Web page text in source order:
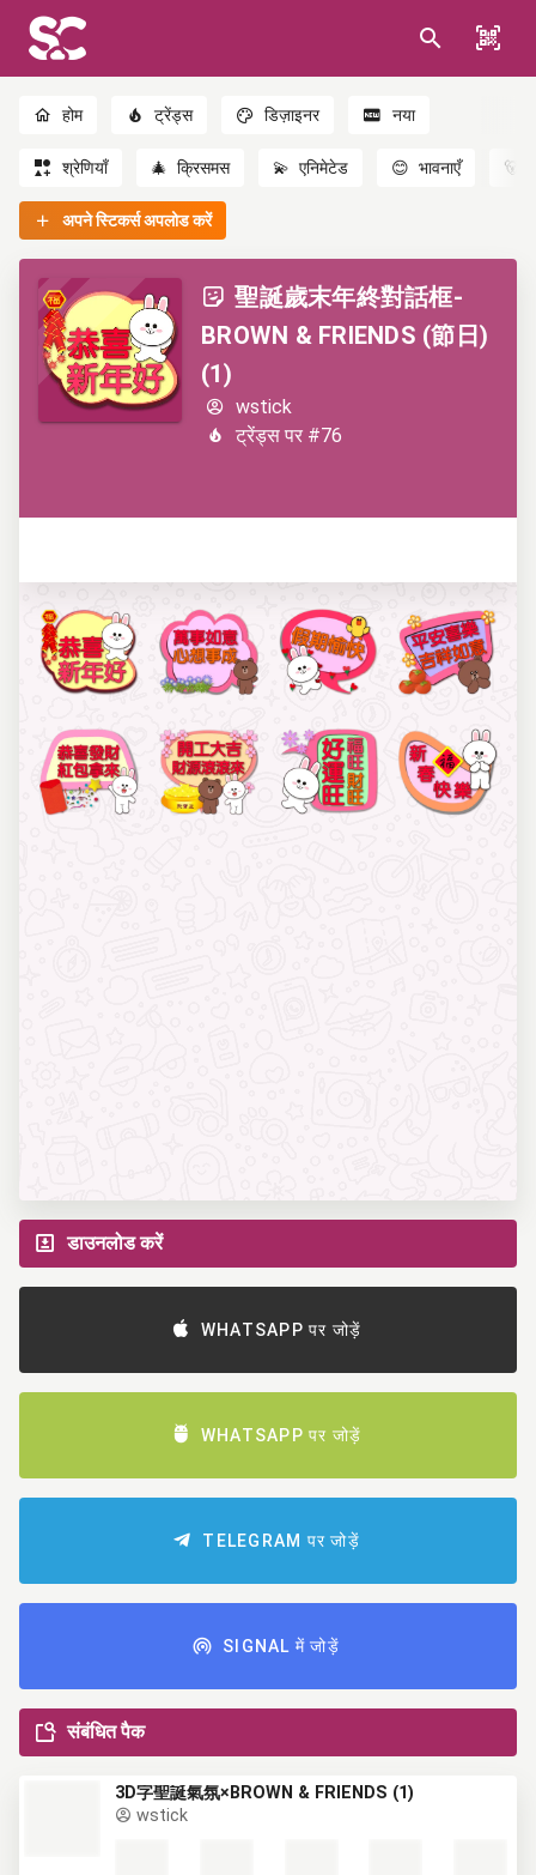
होम ट्रेंड्स डिज़ाइनर नया
श्रेणियाँ 🎄 क्रिसमस 💫 एनिमेटेड 😊 भावनाएँ 🐻
अपने स्टिकर्स अपलोड करें
聖誕歲末年終對話框-
BROWN & FRIENDS (節日)
(1)
wstick
ट्रेंड्स पर #76
डाउनलोड करें
WHATSAPP पर जोड़ें
WHATSAPP पर जोड़ें
TELEGRAM पर जोड़ें
SIGNAL में जोड़ें
संबंधित पैक
3D字聖誕氣氛×BROWN & FRIENDS (1)
wstick